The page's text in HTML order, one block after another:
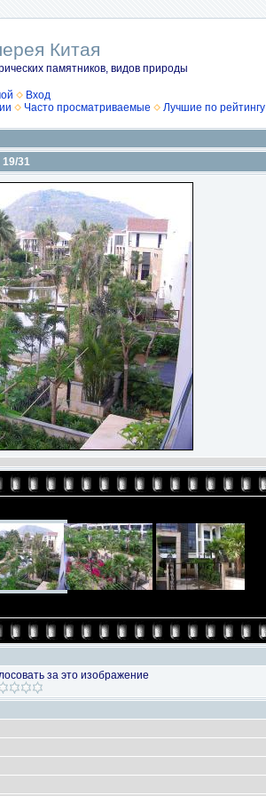
Китая
памятников, видов природы
Вход
Часто просматриваемые Лучшие по рейтингу
31
за это изображение